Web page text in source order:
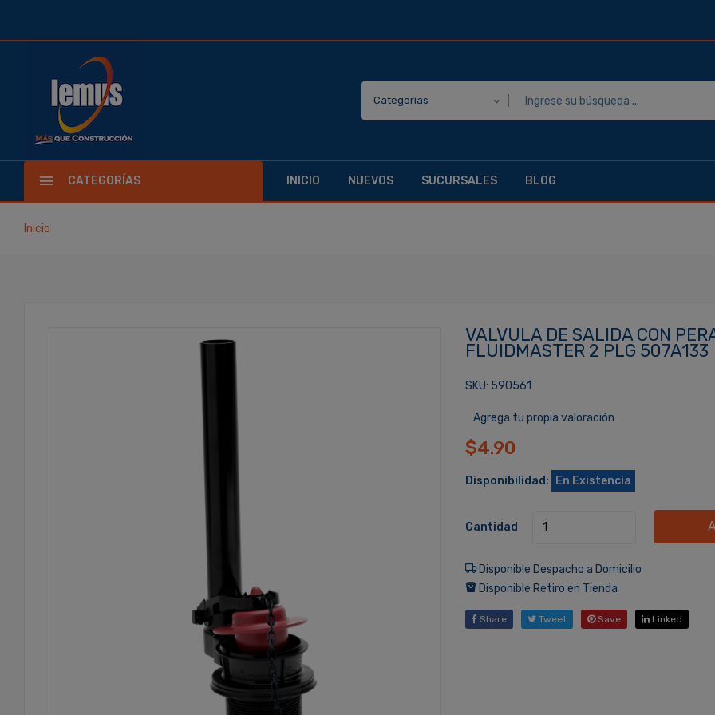
Categorías
CATEGORÍAS INICIO NUEVOS SUCURSALES BLOG
Inicio
VALVULA DE SALIDA CON
FLUIDMASTER 2 PLG 507A133
SKU: 590561
Agrega tu propia valoración
$4.90
Disponibilidad: En Existencia
Cantidad
Disponible Despacho a Domicilio
Disponible Retiro en Tienda
Share Tweet Save Linked